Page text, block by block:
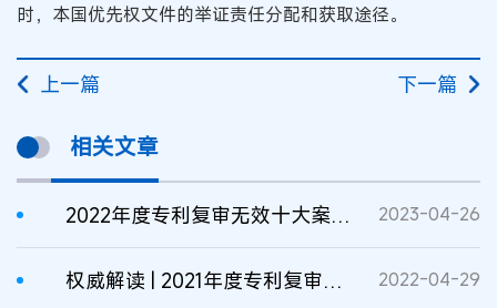
时，本国优先权文件的举证责任分配和获取途径。
上一篇 下一篇
相关文章
2022年度专利复审无效十大案件发布 2023-04-26
权威解读 | 2021年度专利复审无效十大案件 2022-04-29